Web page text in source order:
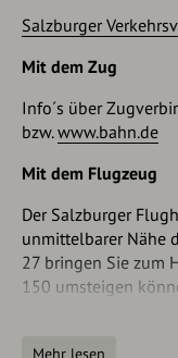
in Richtung
Fuschl am See
Golfplatz und der
Einkehr lockt. (Weg
Im Ort Fuschl am
Seerundwanderweg
Richtung Hotel
am See wandern
Salzburger
Mit dem Zug
Info´s über
bzw.www.bahn.de
Mit dem Flugzeug
Der Salzburger
unmittelbarer Nähe
27 bringen Sie zum
150 umsteigen
Mehr lesen